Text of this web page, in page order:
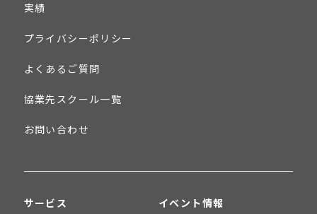
実績
プライバシーポリシー
よくあるご質問
協業先スクール一覧
お問い合わせ
サービス イベント情報